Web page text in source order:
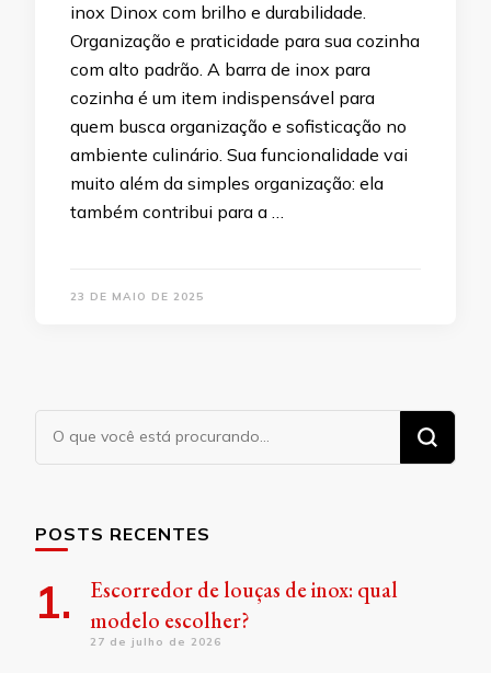
inox Dinox com brilho e durabilidade.
Organização e praticidade para sua cozinha
com alto padrão. A barra de inox para
cozinha é um item indispensável para
quem busca organização e sofisticação no
ambiente culinário. Sua funcionalidade vai
muito além da simples organização: ela
também contribui para a …
23 DE MAIO DE 2025
Procurando
algo?
POSTS RECENTES
Escorredor de louças de inox: qual
modelo escolher?
27 de julho de 2026